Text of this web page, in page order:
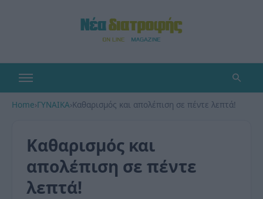
Home›ΓΥΝΑΙΚΑ›Καθαρισμός και απολέπιση σε πέντε λεπτά!
Καθαρισμός και
απολέπιση σε πέντε
λεπτά!